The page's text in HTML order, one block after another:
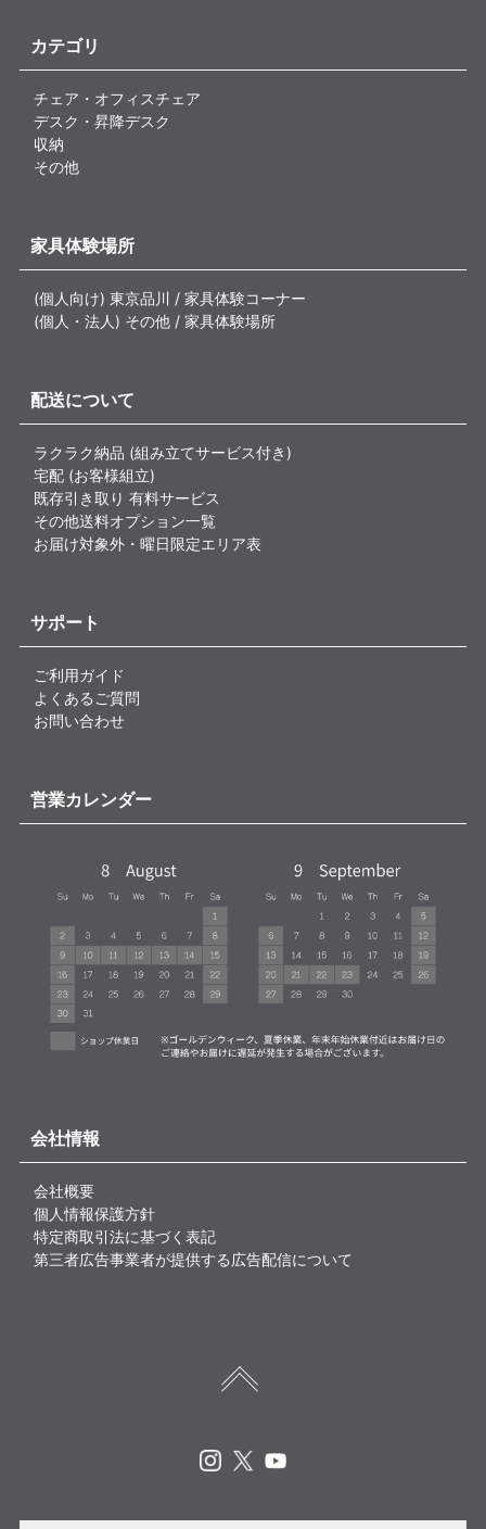
カテゴリ
チェア・オフィスチェア
デスク・昇降デスク
収納
その他
家具体験場所
(個人向け) 東京品川 / 家具体験コーナー
(個人・法人) その他 / 家具体験場所
配送について
ラクラク納品 (組み立てサービス付き)
宅配 (お客様組立)
既存引き取り 有料サービス
その他送料オプション一覧
お届け対象外・曜日限定エリア表
サポート
ご利用ガイド
よくあるご質問
お問い合わせ
営業カレンダー
会社情報
会社概要
個人情報保護方針
特定商取引法に基づく表記
第三者広告事業者が提供する広告配信について